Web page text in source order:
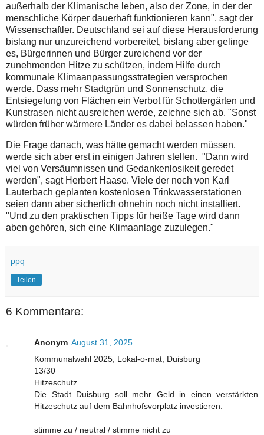
außerhalb der Klimanische leben, also der Zone, in der der
menschliche Körper dauerhaft funktionieren kann", sagt der
Wissenschaftler. Deutschland sei auf diese Herausforderung
bislang nur unzureichend vorbereitet, bislang aber gelinge
es, Bürgerinnen und Bürger zureichend vor der
zunehmenden Hitze zu schützen, indem Hilfe durch
kommunale Klimaanpassungsstrategien versprochen
werde. Dass mehr Stadtgrün und Sonnenschutz, die
Entsiegelung von Flächen ein Verbot für Schottergärten und
Kunstrasen nicht ausreichen werde, zeichne sich ab. "Sonst
würden früher wärmere Länder es dabei belassen haben."
Die Frage danach, was hätte gemacht werden müssen,
werde sich aber erst in einigen Jahren stellen. "Dann wird
viel von Versäumnissen und Gedankenlosikeit geredet
werden", sagt Herbert Haase. Viele der noch von Karl
Lauterbach geplanten kostenlosen Trinkwasserstationen
seien dann aber sicherlich ohnehin noch nicht installiert.
"Und zu den praktischen Tipps für heiße Tage wird dann
aben gehören, sich eine Klimaanlage zuzulegen."
ppq
Teilen
6 Kommentare:
Anonym August 31, 2025
Kommunalwahl 2025, Lokal-o-mat, Duisburg
13/30
Hitzeschutz
Die Stadt Duisburg soll mehr Geld in einen verstärkten
Hitzeschutz auf dem Bahnhofsvorplatz investieren.
stimme zu / neutral / stimme nicht zu